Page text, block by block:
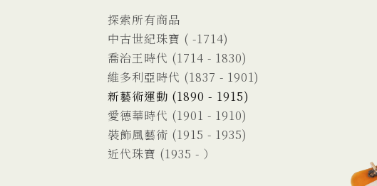
探索所有商品
中古世紀珠寶 ( -1714)
喬治王時代 (1714 - 1830)
維多利亞時代 (1837 - 1901)
新藝術運動 (1890 - 1915)
愛德華時代 (1901 - 1910)
裝飾風藝術 (1915 - 1935)
近代珠寶 (1935 - ）